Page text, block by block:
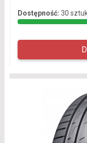
Dostępność: 30